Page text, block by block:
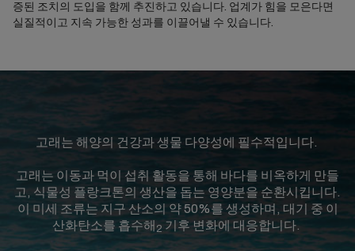
증된 조치의 도입을 함께 추진하고 있습니다. 업계가 힘을 모은다면
실질적이고 지속 가능한 성과를 이끌어낼 수 있습니다.
고래는 해양의 건강과 생물 다양성에 필수적입니다.
고래는 이동과 먹이 섭취 활동을 통해 바다를 비옥하게 만들
고, 식물성 플랑크톤의 생산을 돕는 영양분을 순환시킵니다.
이 미세 조류는 지구 산소의 약 50%를 생성하며, 대기 중 이
산화탄소를 흡수해 2 기후 변화에 대응합니다.